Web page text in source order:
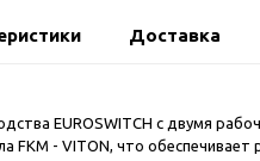
Доставка
EUROSWITCH с двумя
FKM - VITON, что